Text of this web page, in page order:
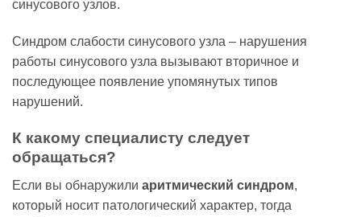
синусового узлов.
Синдром слабости синусового узла – нарушения
работы синусового узла вызывают вторичное и
последующее появление упомянутых типов
нарушений.
К какому специалисту следует
обращаться?
Если вы обнаружили аритмический синдром,
который носит патологический характер, тогда